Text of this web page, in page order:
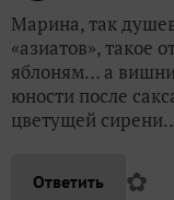
Марина, так
«азиатов», такое
яблоням… а вишни
юности после
цветущей
Ответить ✿